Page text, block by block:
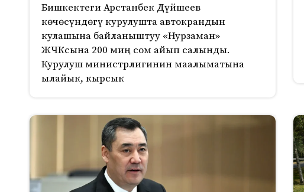
Бишкектеги Арстанбек Дүйшеев
көчөсүндөгү курулушта автокрандын
кулашына байланыштуу «Нурзаман»
ЖЧКсына 200 миң сом айып салынды.
Курулуш министрлигинин маалыматына
ылайык, кырсык